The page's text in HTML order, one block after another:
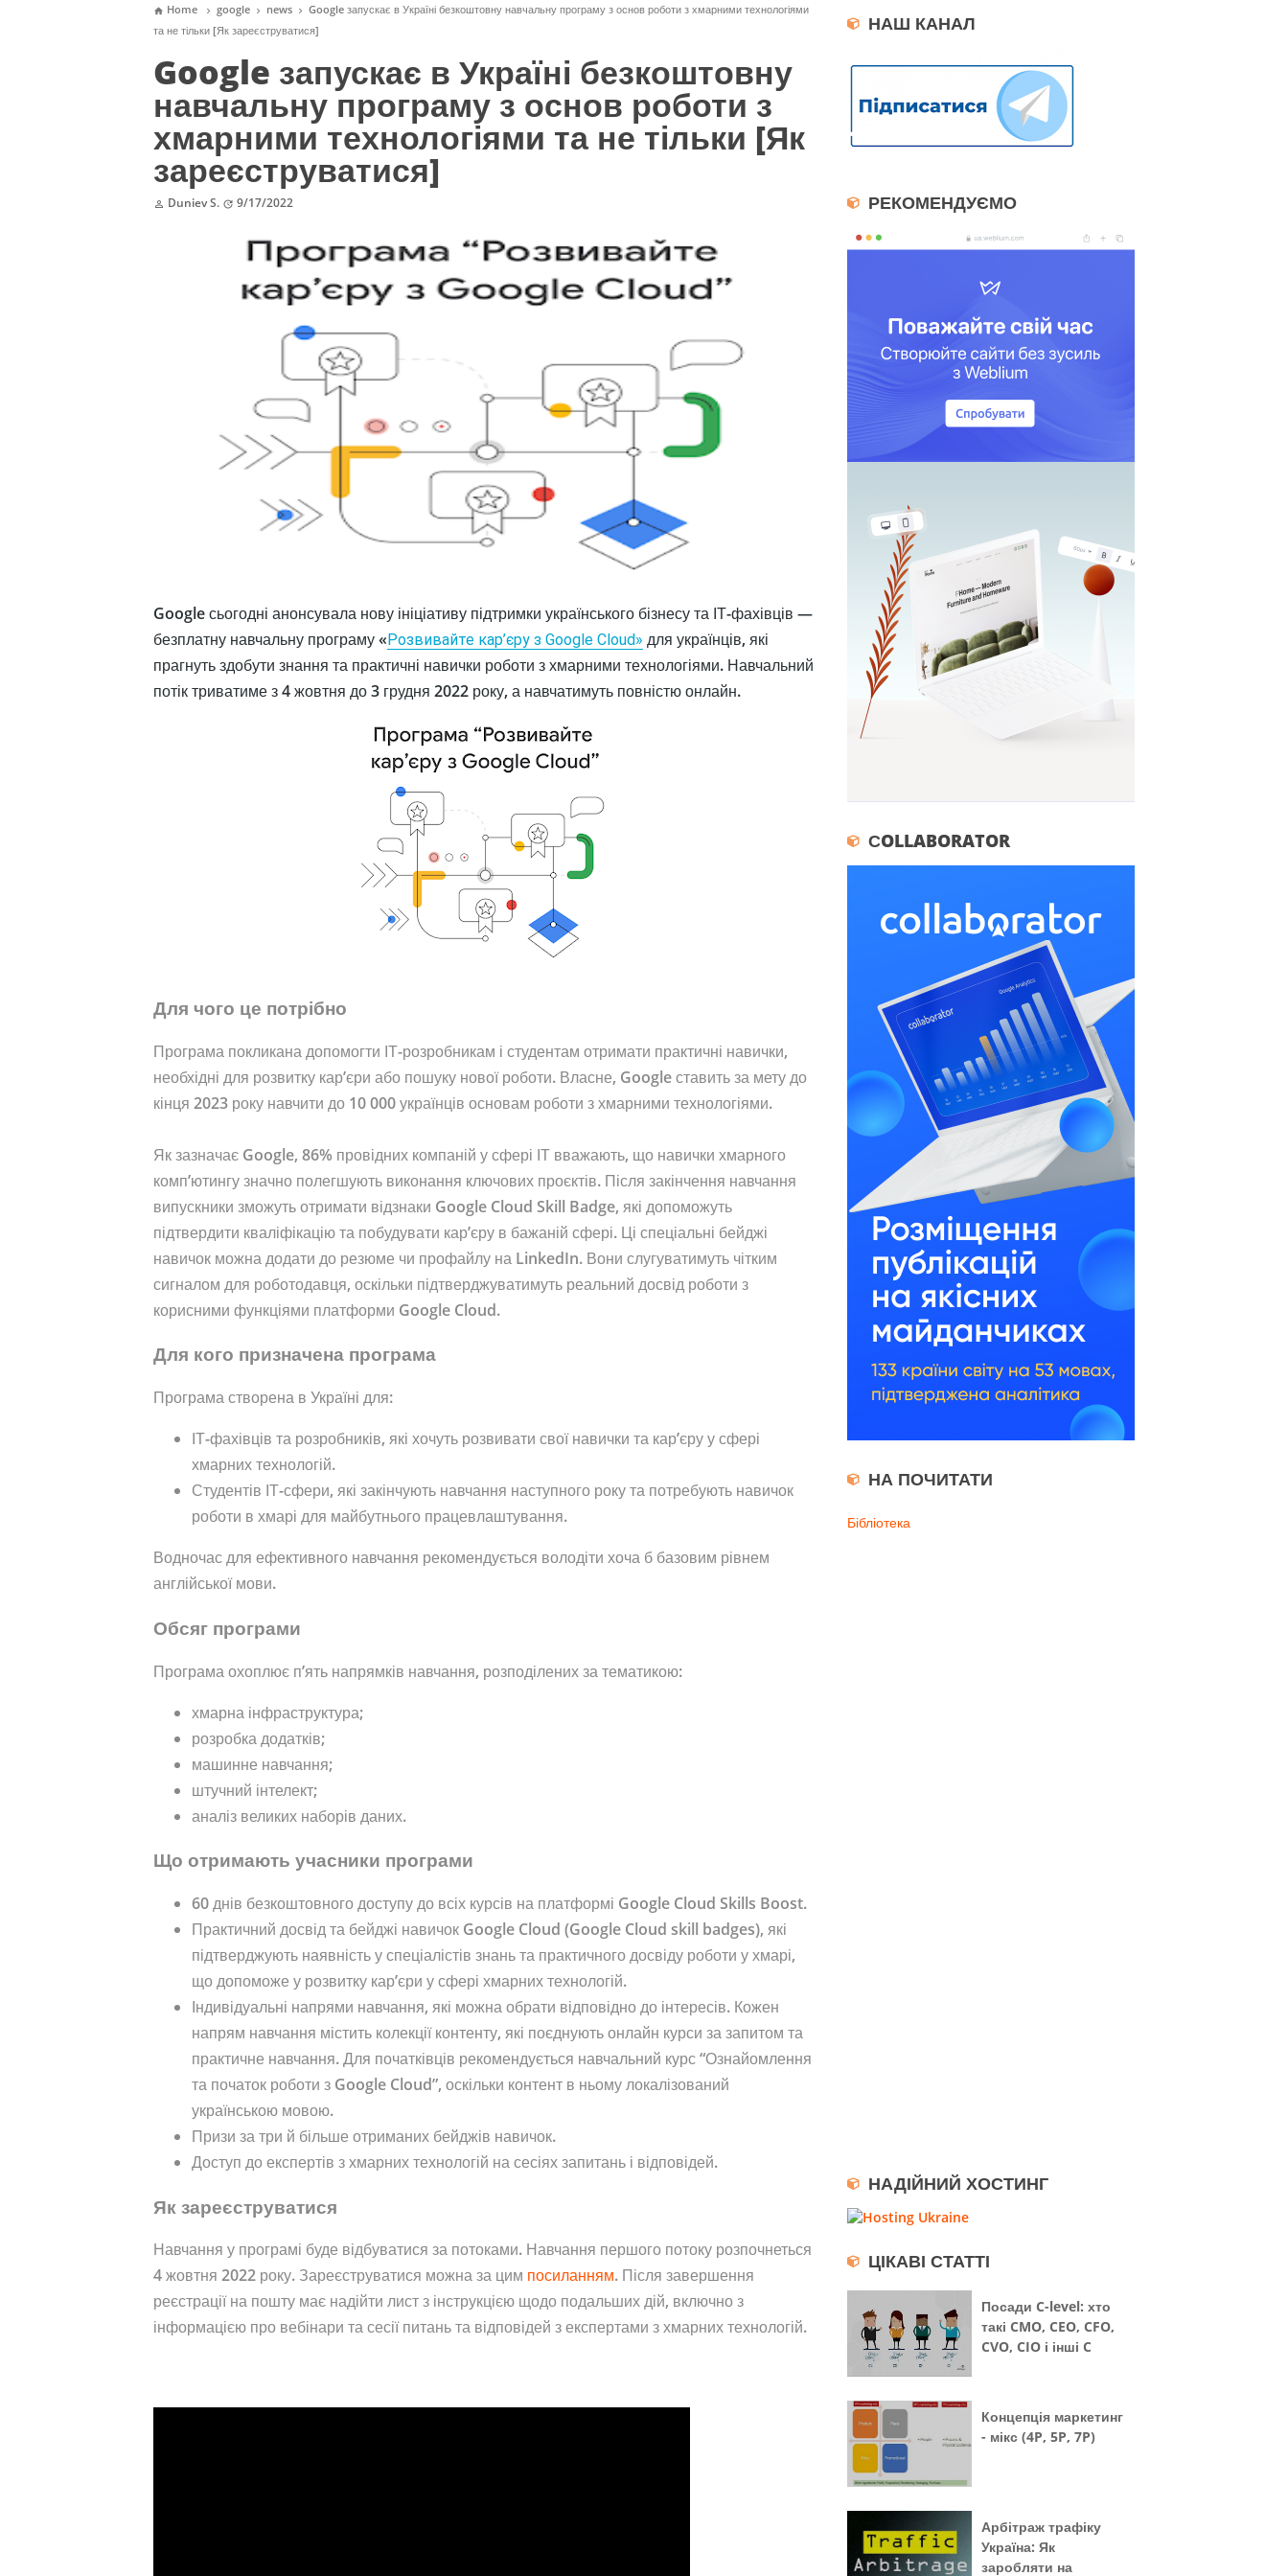
 Home  google  news 
Google запускає в Україні безкоштовну навчальну програму з основ роботи з хмарними технологіями
та не тільки [Як зареєструватися]
Google запускає в Україні безкоштовну
навчальну програму з основ роботи з
хмарними технологіями та не тільки [Як
зареєструватися]
 Duniev S.  9/17/2022
Google сьогодні анонсувала нову ініціативу підтримки українського бізнесу та ІТ-фахівців —
безплатну навчальну програму « Розвивайте кар’єру з Google Cloud» для українців, які
прагнуть здобути знання та практичні навички роботи з хмарними технологіями. Навчальний
потік триватиме з 4 жовтня до 3 грудня 2022 року, а навчатимуть повністю онлайн.
Для чого це потрібно
Програма покликана допомогти ІТ-розробникам і студентам отримати практичні навички,
необхідні для розвитку кар’єри або пошуку нової роботи. Власне, Google ставить за мету до
кінця 2023 року навчити до 10 000 українців основам роботи з хмарними технологіями.
Як зазначає Google, 86% провідних компаній у сфері ІТ вважають, що навички хмарного
комп’ютингу значно полегшують виконання ключових проєктів. Після закінчення навчання
випускники зможуть отримати відзнаки Google Cloud Skill Badge, які допоможуть
підтвердити кваліфікацію та побудувати кар’єру в бажаній сфері. Ці спеціальні бейджі
навичок можна додати до резюме чи профайлу на LinkedIn. Вони слугуватимуть чітким
сигналом для роботодавця, оскільки підтверджуватимуть реальний досвід роботи з
корисними функціями платформи Google Cloud.
Для кого призначена програма
Програма створена в Україні для:
ІТ-фахівців та розробників, які хочуть розвивати свої навички та кар’єру у сфері
хмарних технологій.
Студентів ІТ-сфери, які закінчують навчання наступного року та потребують навичок
роботи в хмарі для майбутнього працевлаштування.
Водночас для ефективного навчання рекомендується володіти хоча б базовим рівнем
англійської мови.
Обсяг програми
Програма охоплює п’ять напрямків навчання, розподілених за тематикою:
хмарна інфраструктура;
розробка додатків;
машинне навчання;
штучний інтелект;
аналіз великих наборів даних.
Що отримають учасники програми
60 днів безкоштовного доступу до всіх курсів на платформі Google Cloud Skills Boost.
Практичний досвід та бейджі навичок Google Cloud (Google Cloud skill badges), які
підтверджують наявність у спеціалістів знань та практичного досвіду роботи у хмарі,
що допоможе у розвитку кар’єри у сфері хмарних технологій.
Індивідуальні напрями навчання, які можна обрати відповідно до інтересів. Кожен
напрям навчання містить колекції контенту, які поєднують онлайн курси за запитом та
практичне навчання. Для початківців рекомендується навчальний курс “Ознайомлення
та початок роботи з Google Cloud”, оскільки контент в ньому локалізований
українською мовою.
Призи за три й більше отриманих бейджів навичок.
Доступ до експертів з хмарних технологій на сесіях запитань і відповідей.
Як зареєструватися
Навчання у програмі буде відбуватися за потоками. Навчання першого потоку розпочнеться
4 жовтня 2022 року. Зареєструватися можна за цим посиланням. Після завершення
реєстрації на пошту має надійти лист з інструкцією щодо подальших дій, включно з
інформацією про вебінари та сесії питань та відповідей з експертами з хмарних технологій.
НАШ КАНАЛ
РЕКОМЕНДУЄМО
СOLLABORATOR
НА ПОЧИТАТИ
Бібліотека
НАДІЙНИЙ ХОСТИНГ
ЦІКАВІ СТАТТІ
Посади C-level: хто
такі CMO, CEO, CFO,
CVO, CIO і інші C
Концепція маркетинг
- мікс (4P, 5P, 7P)
Арбітраж трафіку
Україна: Як
заробляти на